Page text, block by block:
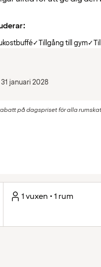
✓Tillgång till gym✓
januari 2028
på dagspriset för alla
1 vuxen • 1 rum